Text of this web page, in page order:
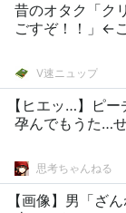
昔のオタク「ク
ごすぞ！！」←
V速ニュップ
【ヒエッ…】ピ
孕んでもうた…
思考ちゃんねる
【画像】男「ざ